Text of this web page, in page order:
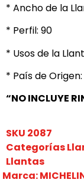
* Ancho de la
* Perfil: 90
* Usos de la
* País de
“NO INCLUYE
SKU 2087
Categorías
Llantas
Marca: